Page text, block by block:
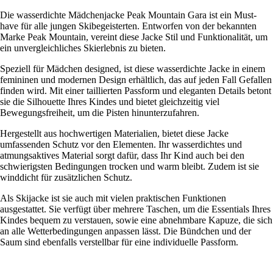
Die wasserdichte Mädchenjacke Peak Mountain Gara ist ein Must-
have für alle jungen Skibegeisterten. Entworfen von der bekannten
Marke Peak Mountain, vereint diese Jacke Stil und Funktionalität, um
ein unvergleichliches Skierlebnis zu bieten.
Speziell für Mädchen designed, ist diese wasserdichte Jacke in einem
femininen und modernen Design erhältlich, das auf jeden Fall Gefallen
finden wird. Mit einer taillierten Passform und eleganten Details betont
sie die Silhouette Ihres Kindes und bietet gleichzeitig viel
Bewegungsfreiheit, um die Pisten hinunterzufahren.
Hergestellt aus hochwertigen Materialien, bietet diese Jacke
umfassenden Schutz vor den Elementen. Ihr wasserdichtes und
atmungsaktives Material sorgt dafür, dass Ihr Kind auch bei den
schwierigsten Bedingungen trocken und warm bleibt. Zudem ist sie
winddicht für zusätzlichen Schutz.
Als Skijacke ist sie auch mit vielen praktischen Funktionen
ausgestattet. Sie verfügt über mehrere Taschen, um die Essentials Ihres
Kindes bequem zu verstauen, sowie eine abnehmbare Kapuze, die sich
an alle Wetterbedingungen anpassen lässt. Die Bündchen und der
Saum sind ebenfalls verstellbar für eine individuelle Passform.